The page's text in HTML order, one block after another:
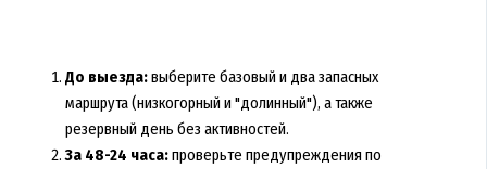
До выезда:выберите базовый и два запасных
маршрута (низкогорный и "долинный"), а также
резервный день без активностей.
За 48-24 часа:проверьте предупреждения по